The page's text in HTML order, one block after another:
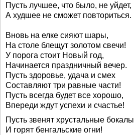
Пусть лучшее, что было, не уйдет,
А худшее не сможет повториться.
Вновь на елке сияют шары,
На столе блещут золотом свечи!
У порога стоит Новый год,
Начинается праздничный вечер.
Пусть здоровье, удача и смех
Составляют три равные части!
Пусть всегда будет все хорошо,
Впереди ждут успехи и счастье!
Пусть звенят хрустальные бокалы
И горят бенгальские огни!